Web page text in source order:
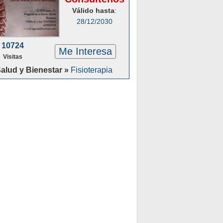
Válido hasta:
28/12/2030
10724
Visitas Me Interesa
y Bienestar » Fisioterapia